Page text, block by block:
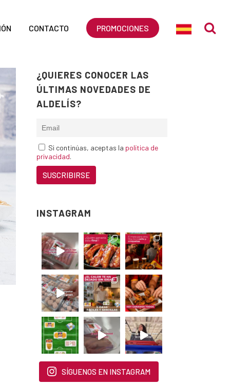
CONTACTO PROMOCIONES
¿QUIERES CONOCER LAS
ÚLTIMAS NOVEDADES DE
ALDELÍS?
Si continúas, aceptas la política de
privacidad.
INSTAGRAM
SÍGUENOS EN INSTAGRAM